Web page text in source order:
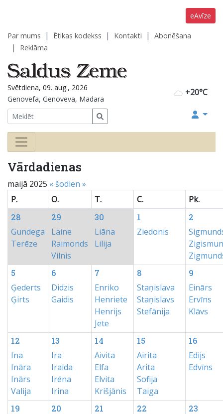
eAvīze
Par mums Ētikas kodekss Kontakti
Abonēšana
Reklāma
+20°C
Svētdiena, 09. aug., 2026
Genovefa, Genoveva, Madara
Vārdadienas
maijā 2025 « šodien »
P.
O. T. C. Pk.
28
Gundega
Terēze
29
Laine
Raimonds
Vilnis
30
Liāna
Lilija
1
Ziedonis
2
5
Ģederts
Ģirts
6
Didzis
Gaidis
7
Enriko
Henriete
Henrijs
Jete
8
Staņislava
Staņislavs
Stefānija
9
Einārs
Ervīns
Klāvs
12
Ina
Ināra
Inārs
Valija
13
Ira
Iraīda
Irēna
Irina
14
Aivita
Elfa
Elvita
Krišjānis
15
Airita
Arita
Sofija
Taiga
16
Edijs
Edvīns
19 20 21 22 23